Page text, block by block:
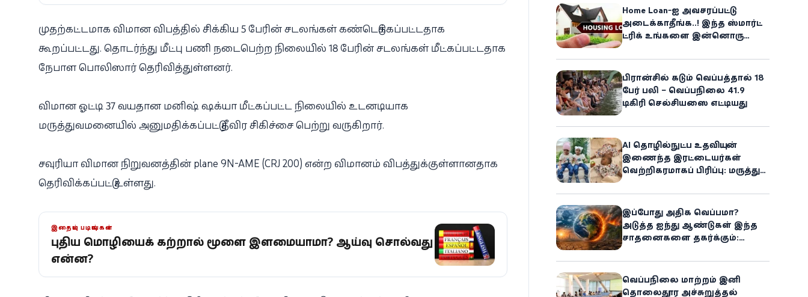
முதற்கட்டமாக விமான விபத்தில் சிக்கிய 5 பேரின் சடலங்கள் கண்டெடுக்கப்பட்டதாக
கூறப்பட்டது. தொடர்ந்து மீட்பு பணி நடைபெற்ற நிலையில் 18 பேரின் சடலங்கள் மீட்கப்பட்டதாக
நேபாள பொலிஸார் தெரிவித்துள்ளனர்.
விமான ஓட்டி 37 வயதான மனிஷ் ஷக்யா மீட்கப்பட்ட நிலையில் உடனடியாக
மருத்துவமனையில் அனுமதிக்கப்பட்டு தீவிர சிகிச்சை பெற்று வருகிறார்.
சவுரியா விமான நிறுவனத்தின் plane 9N-AME (CRJ 200) என்ற விமானம் விபத்துக்குள்ளானதாக
தெரிவிக்கப்பட்டு உள்ளது.
இதையும் படியுங்கள்
புதிய மொழியைக் கற்றால் மூளை இளமையாகுமா? ஆய்வு சொல்வது
என்ன?
Home Loan-ஐ அவசரப்பட்டு
அடைக்காதீங்க..! இந்த ஸ்மார்ட்
ட்ரிக் உங்களை இன்னொரு
உரிமையாளராக்கலாம்!
பிரான்சில் கடும் வெப்பத்தால் 18
பேர் பலி – வெப்பநிலை 41.9
டிகிரி செல்சியஸை எட்டியது
AI தொழில்நுட்ப உதவியுடன்
இணைந்த இரட்டையர்கள்
வெற்றிகரமாகப் பிரிப்பு: மருத்துவ
இப்போது அதிக வெப்பமா?
அடுத்த ஐந்து ஆண்டுகள் இந்த
சாதனைகளை தகர்க்கும்:
எச்சரிக்கை
வெப்பநிலை மாற்றம் இனி
தொலைதூர அச்சுறுத்தல்